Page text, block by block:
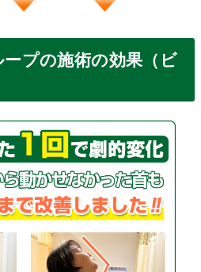
プの施術の効果（ビ